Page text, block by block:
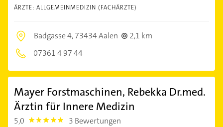
ÄRZTE: ALLGEMEINMEDIZIN (FACHÄRZTE)
Badgasse 4,73434 Aalen
2,1 km
07361 4 97 44
Mayer Forstmaschinen, Rebekka Dr.med.
Ärztin für Innere Medizin
5,0 5.0 3 Bewertungen